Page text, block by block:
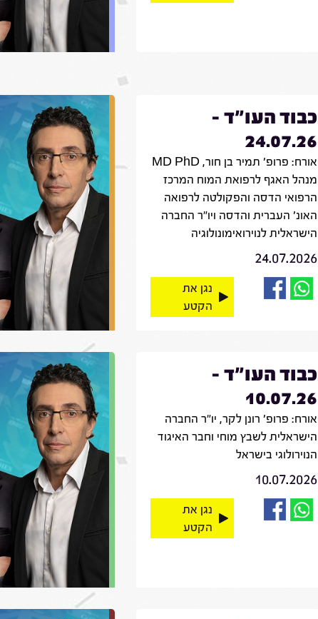
כבוד העו"ד -
24.07.26
אורח: פרופ' תמיר בן חור, MD PhD
מנהל האגף לרפואת המוח המרכז
הרפואי הדסה והפקולטה לרפואה
האונ' העברית והדסה ויו"ר החברה
הישראלית לנוירואימונולוגיה
24.07.2026
נגן את
הקטע
כבוד העו"ד -
10.07.26
אורח: פרופ' רונן לקר, יו"ר החברה
הישראלית לשבץ מוחי וחבר האיגוד
הנוירולוגי בישראל
10.07.2026
נגן את
הקטע